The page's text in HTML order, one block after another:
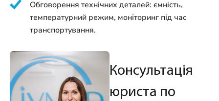
Обговорення технічних деталей: ємність,
температурний режим, моніторинг під час
транспортування.
Консультація
юриста по